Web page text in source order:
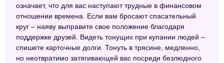
означает, что для вас наступают трудные в финансовом
отношении времена. Если вам бросают спасательный
круг – наяву выправите свое положение благодаря
поддержке друзей. Видеть тонущих при купании людей –
спишете карточные долги. Тонуть в трясине, медленно,
но неотвратимо затягивающей вас посреди безлюдного